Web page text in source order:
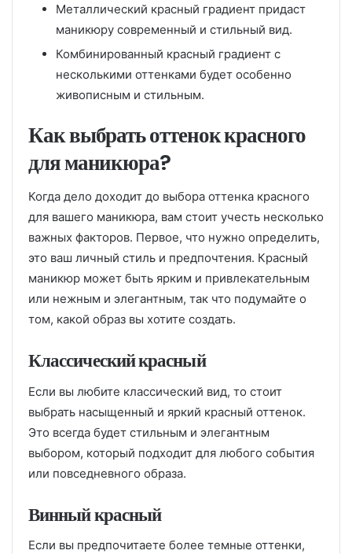
Металлический красный градиент придаст
маникюру современный и стильный вид.
Комбинированный красный градиент с
несколькими оттенками будет особенно
живописным и стильным.
Как выбрать оттенок красного
для маникюра?
Когда дело доходит до выбора оттенка красного
для вашего маникюра, вам стоит учесть несколько
важных факторов. Первое, что нужно определить,
это ваш личный стиль и предпочтения. Красный
маникюр может быть ярким и привлекательным
или нежным и элегантным, так что подумайте о
том, какой образ вы хотите создать.
Классический красный
Если вы любите классический вид, то стоит
выбрать насыщенный и яркий красный оттенок.
Это всегда будет стильным и элегантным
выбором, который подходит для любого события
или повседневного образа.
Винный красный
Если вы предпочитаете более темные оттенки,